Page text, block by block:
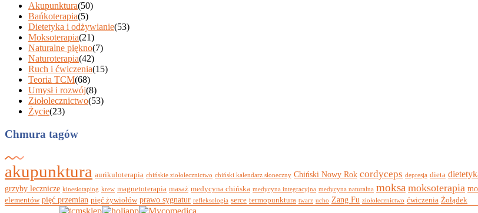
Akupunktura(50)
Bańkoterapia(5)
Dietetyka i odżywianie(53)
Moksoterapia(21)
Naturalne piękno(7)
Naturoterapia(42)
Ruch i ćwiczenia(15)
Teoria TCM(68)
Umysł i rozwój(8)
Ziołolecznictwo(53)
Życie(23)
Chmura tagów
akupunktura aurikuloterapia chińskie ziołolecznictwo chiński kalendarz słoneczny Chiński Nowy Rok cordyceps depresja dieta
grzyby lecznicze kinesiotaping krew magnetoterapia masaż medycyna chińska medycyna integracyjna medycyna naturalna moksa moksoterapia
elementów pięć przemian pięć żywiołów prawo sygnatur refleksologia serce termopunktura twarz ucho Zang Fu ziołolecznictwo ćwiczenia Żołądek